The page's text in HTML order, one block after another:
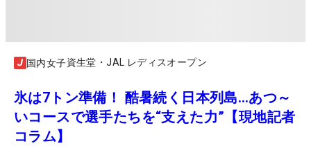
国内女子資生堂・JAL レディスオープン
氷は7トン準備！ 酷暑続く日本列島…あつ～
いコースで選手たちを“支えた力”【現地記者
コラム】